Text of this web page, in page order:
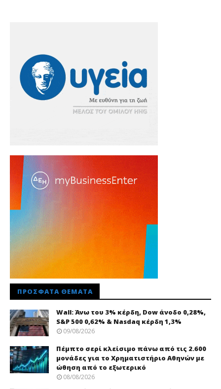
ΠΡΌΣΦΑΤΑ ΘΈΜΑΤΑ
Wall: Άνω του 3% κέρδη, Dow άνοδο 0,28%,
S&P 500 0,62% & Nasdaq κέρδη 1,3%
09/08/2026
Πέμπτο σερί κλείσιμο πάνω από τις 2.600
μονάδες για το Χρηματιστήριο Αθηνών με
ώθηση από το εξωτερικό
08/08/2026